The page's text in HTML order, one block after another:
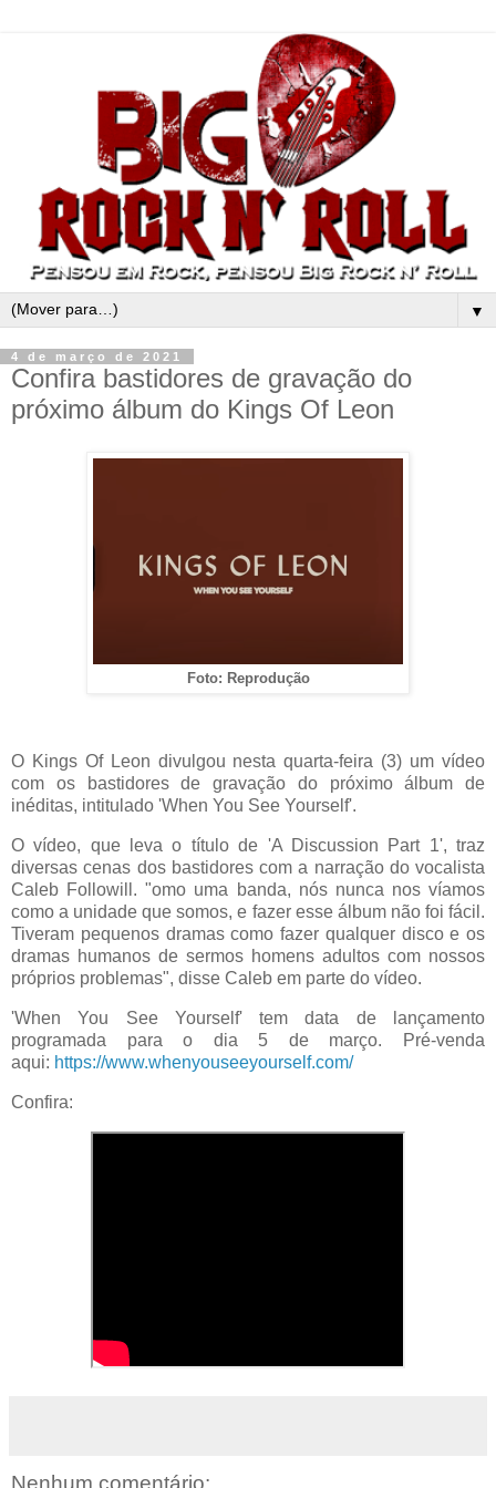
▼
4 de março de 2021
Confira bastidores de gravação do
próximo álbum do Kings Of Leon
Foto: Reprodução
O Kings Of Leon divulgou nesta quarta-feira (3) um vídeo
com os bastidores de gravação do próximo álbum de
inéditas, intitulado 'When You See Yourself'.
O vídeo, que leva o título de 'A Discussion Part 1', traz
diversas cenas dos bastidores com a narração do vocalista
Caleb Followill. "omo uma banda, nós nunca nos víamos
como a unidade que somos, e fazer esse álbum não foi fácil.
Tiveram pequenos dramas como fazer qualquer disco e os
dramas humanos de sermos homens adultos com nossos
próprios problemas", disse Caleb em parte do vídeo.
'When You See Yourself' tem data de lançamento
programada para o dia 5 de março. Pré-venda
aqui: https://www.whenyouseeyourself.com/
Confira:
Nenhum comentário: